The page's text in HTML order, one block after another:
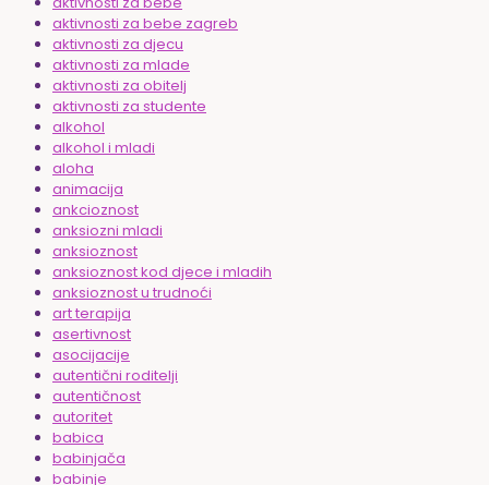
aktivnosti za bebe zagreb
aktivnosti za djecu
aktivnosti za mlade
aktivnosti za obitelj
aktivnosti za studente
alkohol
alkohol i mladi
aloha
animacija
ankcioznost
anksiozni mladi
anksioznost
anksioznost kod djece i mladih
anksioznost u trudnoći
art terapija
asertivnost
asocijacije
autentični roditelji
autentičnost
autoritet
babica
babinjača
babinje